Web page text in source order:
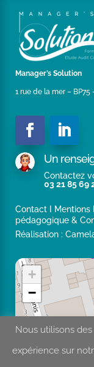
juillet 2018),d’un
internationale
2019),d’une
de 15 000
Manager’s Solution
1 rue de la mer – BP75
Un
Contactez
03 21 85 69
Contact Mentions
pédagogique &
Réalisation :
+
−
Nous utilisons
expérience sur